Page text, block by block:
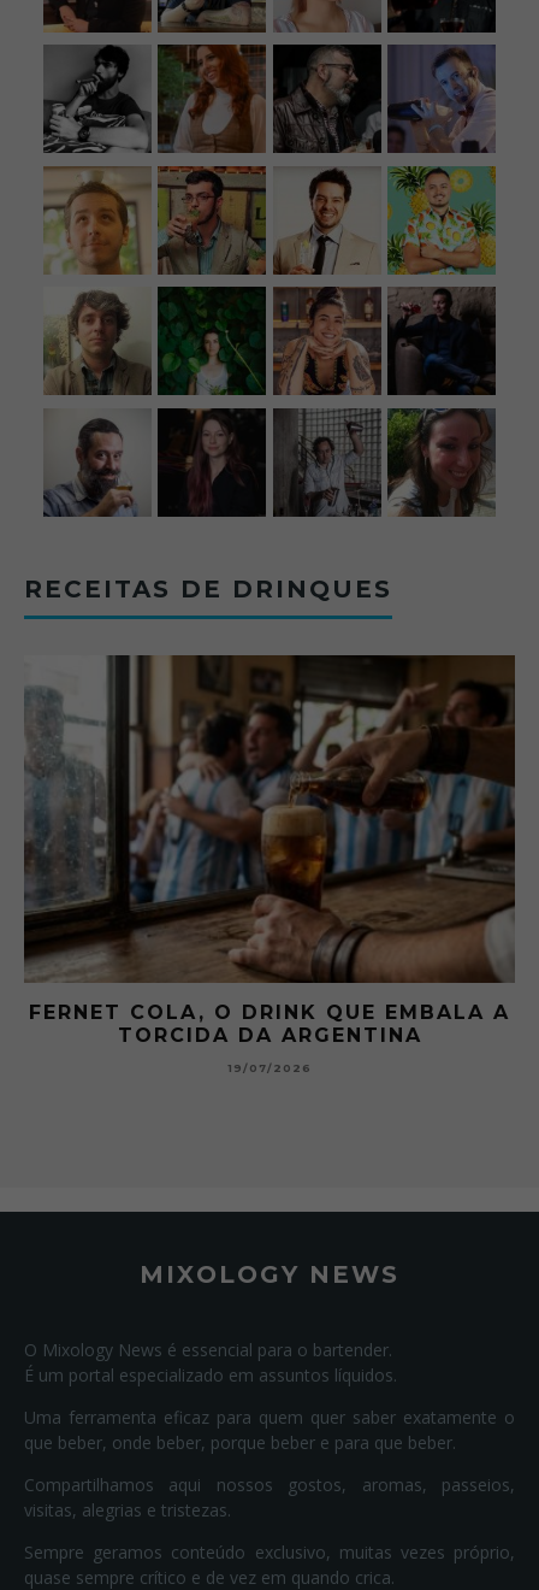
RECEITAS DE DRINQUES
FERNET COLA, O DRINK QUE EMBALA A
TORCIDA DA ARGENTINA
19/07/2026
MIXOLOGY NEWS
O Mixology News é essencial para o bartender.
É um portal especializado em assuntos líquidos.
Uma ferramenta eficaz para quem quer saber exatamente o
que beber, onde beber, porque beber e para que beber.
Compartilhamos aqui nossos gostos, aromas, passeios,
visitas, alegrias e tristezas.
Sempre geramos conteúdo exclusivo, muitas vezes próprio,
quase sempre crítico e de vez em quando crica.